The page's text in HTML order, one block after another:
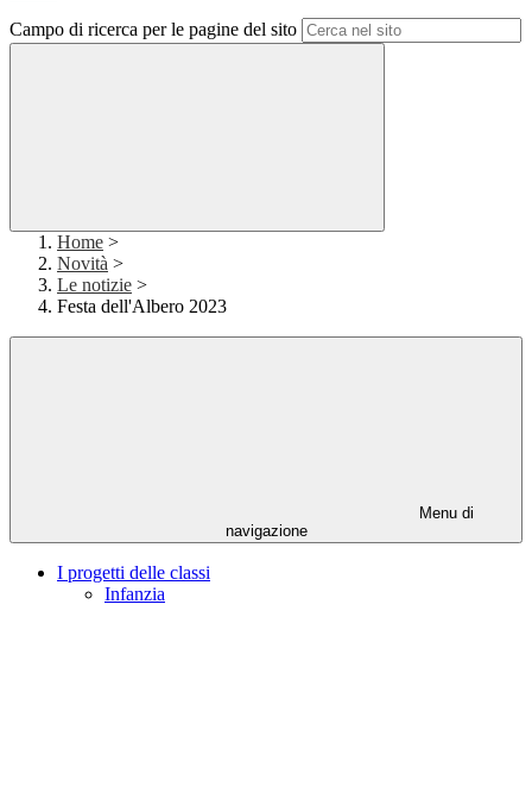
Campo di ricerca per le pagine del sito
Home >
Novità >
Le notizie >
Festa dell'Albero 2023
Menu di
navigazione
I progetti delle classi
Infanzia